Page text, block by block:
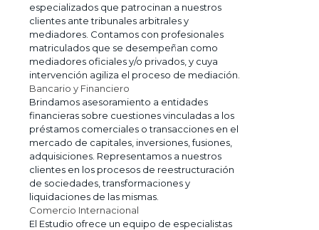
especializados que patrocinan a nuestros
clientes ante tribunales arbitrales y
mediadores. Contamos con profesionales
matriculados que se desempeñan como
mediadores oficiales y/o privados, y cuya
intervención agiliza el proceso de mediación.
Bancario y Financiero
Brindamos asesoramiento a entidades
financieras sobre cuestiones vinculadas a los
préstamos comerciales o transacciones en el
mercado de capitales, inversiones, fusiones,
adquisiciones. Representamos a nuestros
clientes en los procesos de reestructuración
de sociedades, transformaciones y
liquidaciones de las mismas.
Comercio Internacional
El Estudio ofrece un equipo de especialistas